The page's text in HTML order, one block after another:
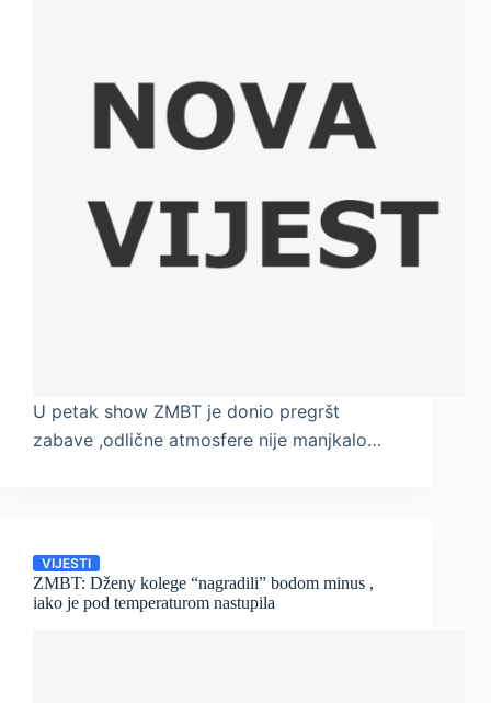
U petak show ZMBT je donio pregršt
zabave ,odlične atmosfere nije manjkalo…
VIJESTI
ZMBT: Dženy kolege “nagradili” bodom minus ,
iako je pod temperaturom nastupila